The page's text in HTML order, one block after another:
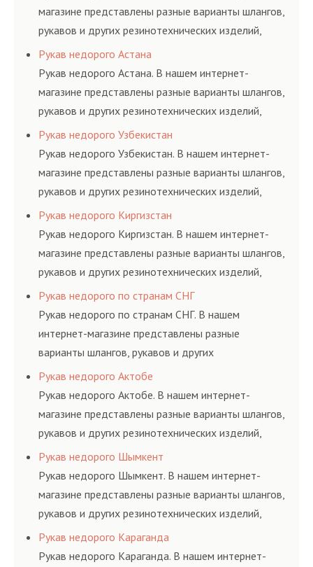
магазине представлены разные варианты шлангов,
рукавов и других резинотехнических изделий,
соответствующих ГОСТам, техническим условиям
и нормативам.
Рукав недорого Астана
Рукав недорого Астана. В нашем интернет-
магазине представлены разные варианты шлангов,
рукавов и других резинотехнических изделий,
соответствующих ГОСТам, техническим условиям
и нормативам.
Рукав недорого Узбекистан
Рукав недорого Узбекистан. В нашем интернет-
магазине представлены разные варианты шлангов,
рукавов и других резинотехнических изделий,
соответствующих ГОСТам, техническим условиям
и нормативам.
Рукав недорого Киргизстан
Рукав недорого Киргизстан. В нашем интернет-
магазине представлены разные варианты шлангов,
рукавов и других резинотехнических изделий,
соответствующих ГОСТам, техническим условиям
и нормативам.
Рукав недорого по странам СНГ
Рукав недорого по странам СНГ. В нашем
интернет-магазине представлены разные
варианты шлангов, рукавов и других
резинотехнических изделий, соответствующих
ГОСТам, техническим условиям и нормативам.
Рукав недорого Актобе
Рукав недорого Актобе. В нашем интернет-
магазине представлены разные варианты шлангов,
рукавов и других резинотехнических изделий,
соответствующих ГОСТам, техническим условиям
и нормативам.
Рукав недорого Шымкент
Рукав недорого Шымкент. В нашем интернет-
магазине представлены разные варианты шлангов,
рукавов и других резинотехнических изделий,
соответствующих ГОСТам, техническим условиям
и нормативам.
Рукав недорого Караганда
Рукав недорого Караганда. В нашем интернет-